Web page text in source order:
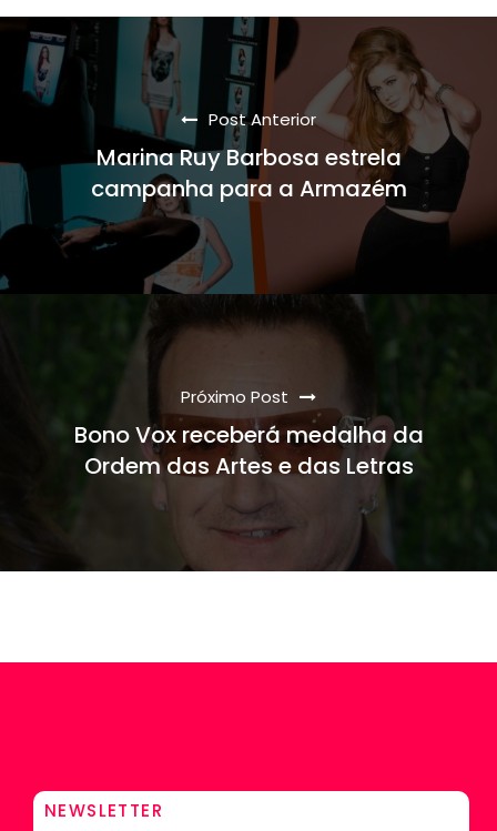
Post Anterior
Marina Ruy Barbosa estrela
campanha para a Armazém
Próximo Post
Bono Vox receberá medalha da
Ordem das Artes e das Letras
NEWSLETTER